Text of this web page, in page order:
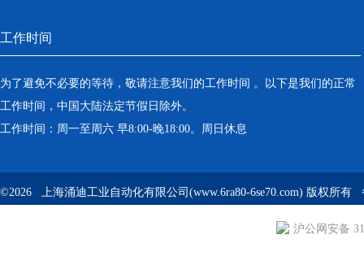
工作时间
为了避免不必要的等待，敬请注意我们的工作时间 。以下是我们的正常
工作时间，中国大陆法定节假日除外。
工作时间：周一至周六 早8:00-晚18:00。周日休息
©2026 上海涌迪工业自动化有限公司(www.6ra80-6se70.com) 版权所有
沪公网安备